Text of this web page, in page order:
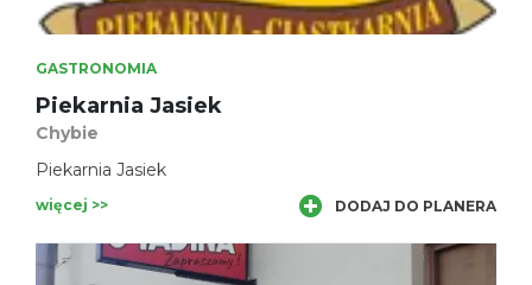
GASTRONOMIA
Piekarnia Jasiek
Chybie
Piekarnia Jasiek
więcej >> DODAJ DO PLANERA